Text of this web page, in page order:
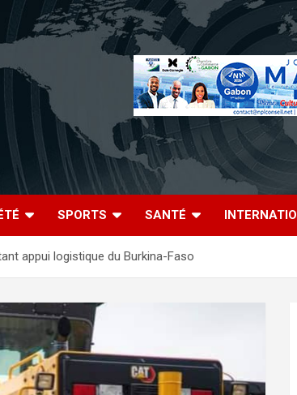
SPORTS SANTÉ
appui logistique du Burkina-Faso